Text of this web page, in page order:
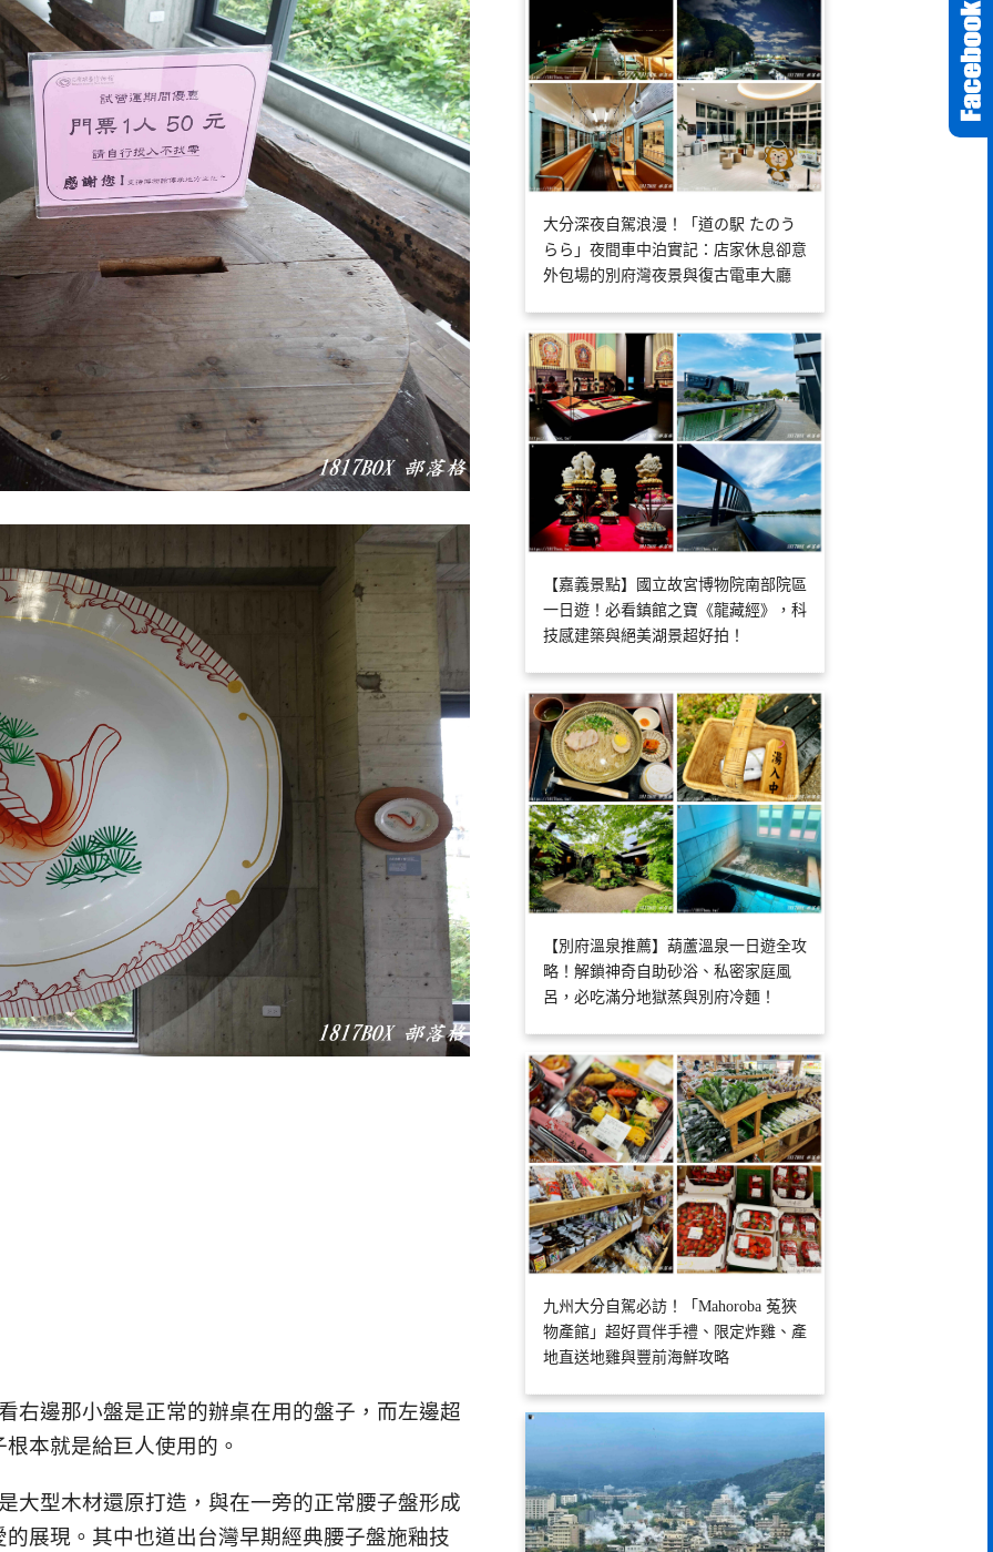
右邊那小盤是正常的辦桌在用的盤子，而左邊超
本就是給巨人使用的。
大型木材還原打造，與在一旁的正常腰子盤形成
展現。其中也道出台灣早期經典腰子盤施釉技
大分深夜自駕浪漫！「道の駅 たのう
らら」夜間車中泊實記：店家休息卻意
外包場的別府灣夜景與復古電車大廳
【嘉義景點】國立故宮博物院南部院區
一日遊！必看鎮館之寶《龍藏經》，科
技感建築與絕美湖景超好拍！
【別府溫泉推薦】葫蘆溫泉一日遊全攻
略！解鎖神奇自助砂浴、私密家庭風
呂，必吃滿分地獄蒸與別府冷麵！
九州大分自駕必訪！「Mahoroba 菟狹
物產館」超好買伴手禮、限定炸雞、產
地直送地雞與豐前海鮮攻略